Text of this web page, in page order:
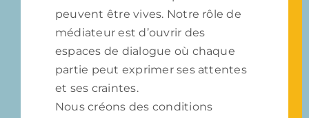
peuvent être vives. Notre rôle de
médiateur est d’ouvrir des
espaces de dialogue où chaque
partie peut exprimer ses attentes
et ses craintes.
Nous créons des conditions